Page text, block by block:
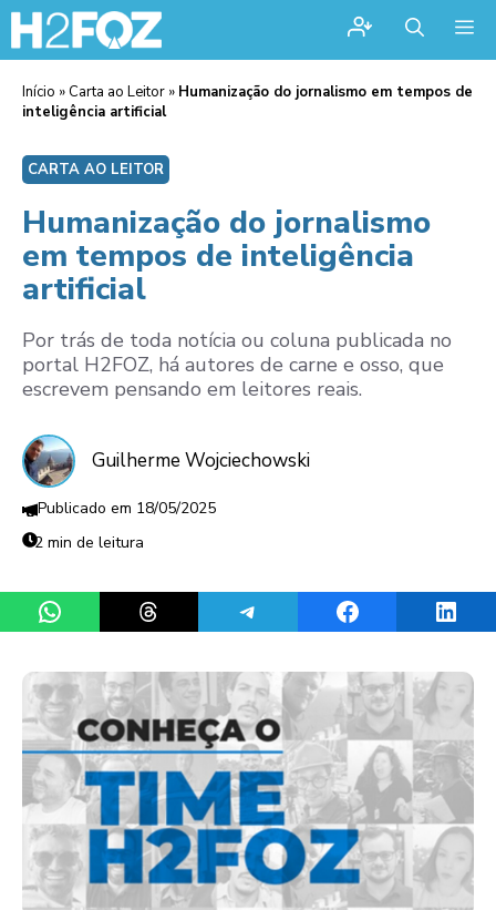
Início » Carta ao Leitor » Humanização do jornalismo em tempos de
inteligência artificial
CARTA AO LEITOR
Humanização do jornalismo
em tempos de inteligência
artificial
Por trás de toda notícia ou coluna publicada no
portal H2FOZ, há autores de carne e osso, que
escrevem pensando em leitores reais.
Guilherme Wojciechowski
18/05/2025
2 min de leitura
Share on WhatsAppShare on ThreadsShare on TelegramShare on Facebook